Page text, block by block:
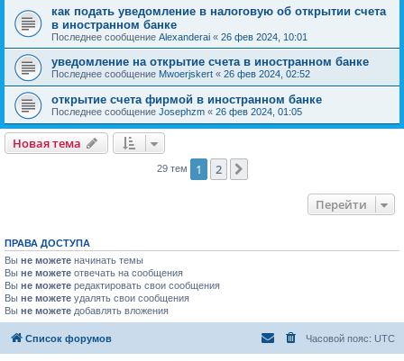
как подать уведомление в налоговую об открытии счета
в иностранном банке
Последнее сообщение Alexanderai « 26 фев 2024, 10:01
уведомление на открытие счета в иностранном банке
Последнее сообщение Mwoerjskert « 26 фев 2024, 02:52
открытие счета фирмой в иностранном банке
Последнее сообщение Josephzm « 26 фев 2024, 01:05
Новая тема
29 тем 1 2
Перейти
ПРАВА ДОСТУПА
Вы не можете начинать темы
Вы не можете отвечать на сообщения
Вы не можете редактировать свои сообщения
Вы не можете удалять свои сообщения
Вы не можете добавлять вложения
Список форумов Часовой пояс: UTC